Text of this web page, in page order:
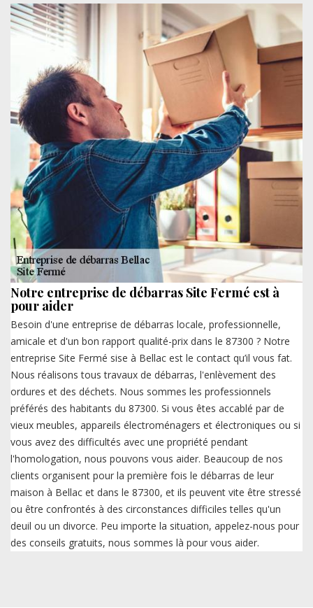
Notre entreprise de débarras Site Fermé est à
pour aider
Besoin d'une entreprise de débarras locale, professionnelle,
amicale et d'un bon rapport qualité-prix dans le 87300 ? Notre
entreprise Site Fermé sise à Bellac est le contact qu’il vous fat.
Nous réalisons tous travaux de débarras, l'enlèvement des
ordures et des déchets. Nous sommes les professionnels
préférés des habitants du 87300. Si vous êtes accablé par de
vieux meubles, appareils électroménagers et électroniques ou si
vous avez des difficultés avec une propriété pendant
l'homologation, nous pouvons vous aider. Beaucoup de nos
clients organisent pour la première fois le débarras de leur
maison à Bellac et dans le 87300, et ils peuvent vite être stressé
ou être confrontés à des circonstances difficiles telles qu'un
deuil ou un divorce. Peu importe la situation, appelez-nous pour
des conseils gratuits, nous sommes là pour vous aider.